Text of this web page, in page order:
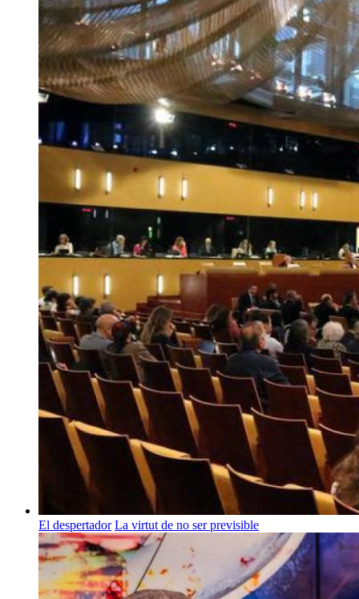
El despertador La virtut de no ser previsible